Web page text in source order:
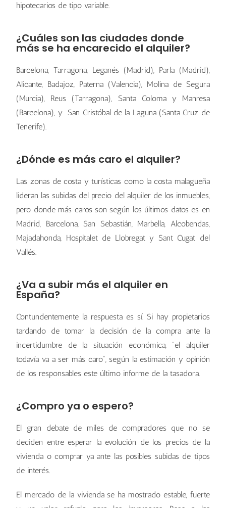
hipotecarios de tipo variable.
¿Cuáles son las ciudades donde
más se ha encarecido el alquiler?
Barcelona, Tarragona, Leganés (Madrid), Parla (Madrid),
Alicante, Badajoz, Paterna (Valencia), Molina de Segura
(Murcia), Reus (Tarragona), Santa Coloma y Manresa
(Barcelona), y San Cristóbal de la Laguna (Santa Cruz de
Tenerife).
¿Dónde es más caro el alquiler?
Las zonas de costa y turísticas como la costa malagueña
lideran las subidas del precio del alquiler de los inmuebles,
pero donde más caros son según los últimos datos es en
Madrid, Barcelona, San Sebastián, Marbella, Alcobendas,
Majadahonda, Hospitalet de Llobregat y Sant Cugat del
Vallés.
¿Va a subir más el alquiler en
España?
Contundentemente la respuesta es sí. Si hay propietarios
tardando de tomar la decisión de la compra ante la
incertidumbre de la situación económica, “el alquiler
todavía va a ser más caro”, según la estimación y opinión
de los responsables este último informe de la tasadora.
¿Compro ya o espero?
El gran debate de miles de compradores que no se
deciden entre esperar la evolución de los precios de la
vivienda o comprar ya ante las posibles subidas de tipos
de interés.
El mercado de la vivienda se ha mostrado estable, fuerte